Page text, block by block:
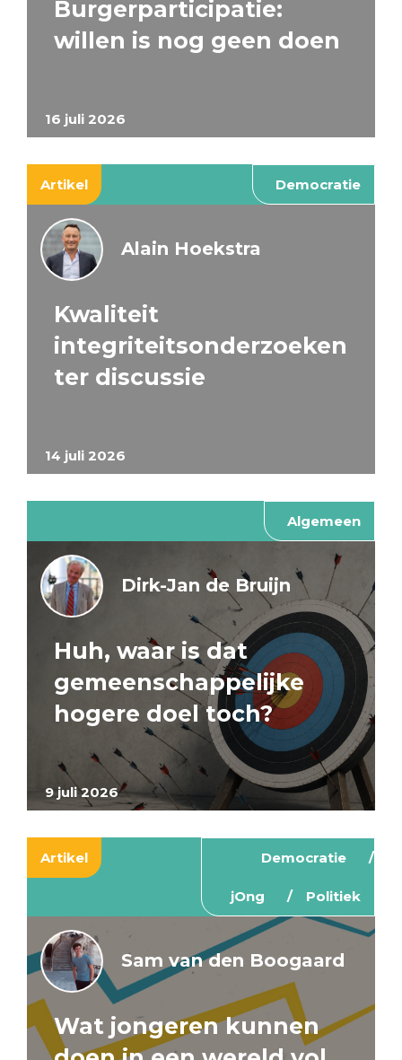
16 juli 2026
Burgerparticipatie:
willen is nog geen doen
Artikel Democratie
14 juli 2026
Alain Hoekstra
Kwaliteit
integriteitsonderzoeken
ter discussie
Algemeen
9 juli 2026
Dirk-Jan de Bruijn
Huh, waar is dat
gemeenschappelijke
hogere doel toch?
Artikel Democratie
jOng Politiek
Sam van den Boogaard
Wat jongeren kunnen